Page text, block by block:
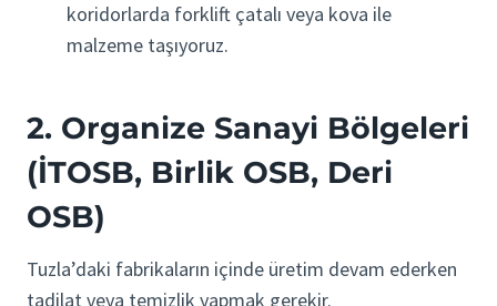
koridorlarda forklift çatalı veya kova ile
malzeme taşıyoruz.
2. Organize Sanayi Bölgeleri
(İTOSB, Birlik OSB, Deri
OSB)
Tuzla’daki fabrikaların içinde üretim devam ederken
tadilat veya temizlik yapmak gerekir.